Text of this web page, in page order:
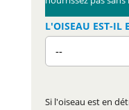
L'OISEAU EST-IL
Si l'oiseau est en